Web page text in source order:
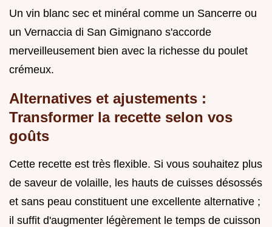
Un vin blanc sec et minéral comme un Sancerre ou
un Vernaccia di San Gimignano s'accorde
merveilleusement bien avec la richesse du poulet
crémeux.
Alternatives et ajustements :
Transformer la recette selon vos
goûts
Cette recette est très flexible. Si vous souhaitez plus
de saveur de volaille, les hauts de cuisses désossés
et sans peau constituent une excellente alternative ;
il suffit d'augmenter légèrement le temps de cuisson